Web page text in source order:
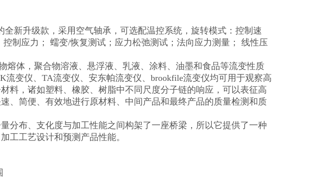
全新升级款，采用空气轴承，可选配温控系统，旋转模式：控制速
制应力； 蠕变/恢复测试；应力松弛测试；法向应力测量； 线性压
熔体，聚合物溶液、悬浮液、乳液、涂料、油墨和食品等流变性质
流变仪、TA流变仪、安东帕流变仪、brookfile流变仪均可用于观察高
料，诸如塑料、橡胶、树脂中不同尺度分子链的响应，可以表征高
、简便、有效地进行原材料、中间产品和最终产品的质量检测和质
分布、支化度与加工性能之间构架了一座桥梁，所以它提供了一种
工工艺设计和预测产品性能。